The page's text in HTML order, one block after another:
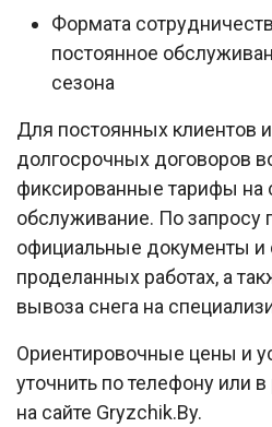
Формата
постоянное
сезона
Для постоянных клиентов
долгосрочных договоров
фиксированные тарифы на
обслуживание. По запросу
официальные документы и
проделанных работах, а
вывоза снега на
Ориентировочные цены и
уточнить по телефону или
на сайте Gryzchik.By.​